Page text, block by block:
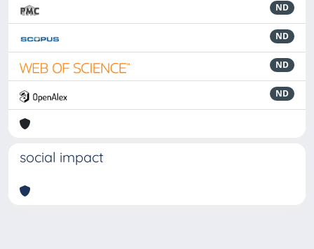
ND
ND
ND
ND
social impact